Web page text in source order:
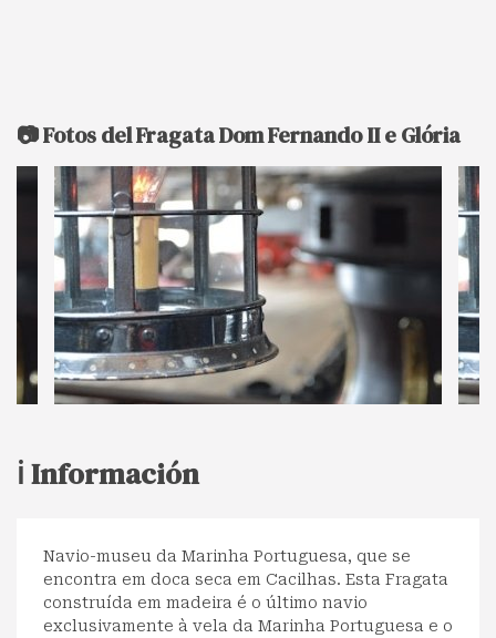
📷 Fotos del Fragata Dom Fernando II e Glória
ℹ️ Información
Navio-museu da Marinha Portuguesa, que se
encontra em doca seca em Cacilhas. Esta Fragata
construída em madeira é o último navio
exclusivamente à vela da Marinha Portuguesa e o